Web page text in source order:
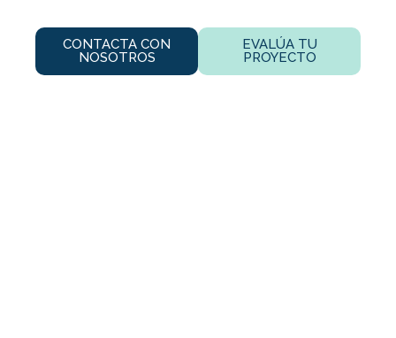
CONTACTA CON
NOSOTROS
EVALÚA TU
PROYECTO